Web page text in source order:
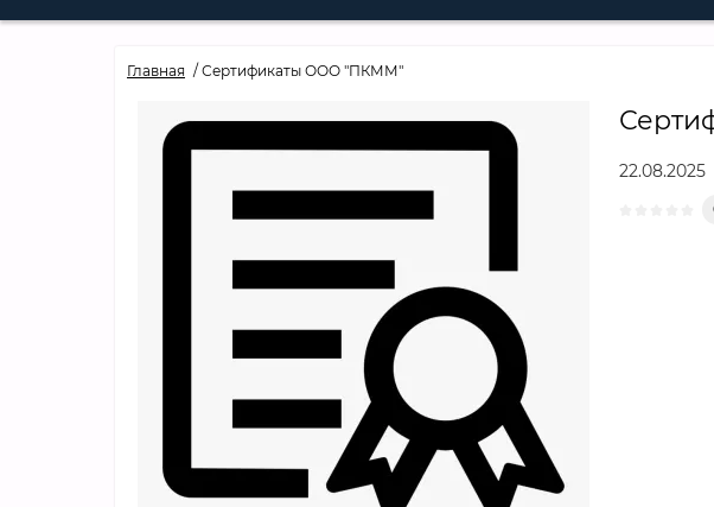
Главная Сертификаты ООО "ПКММ"
22.08.2025